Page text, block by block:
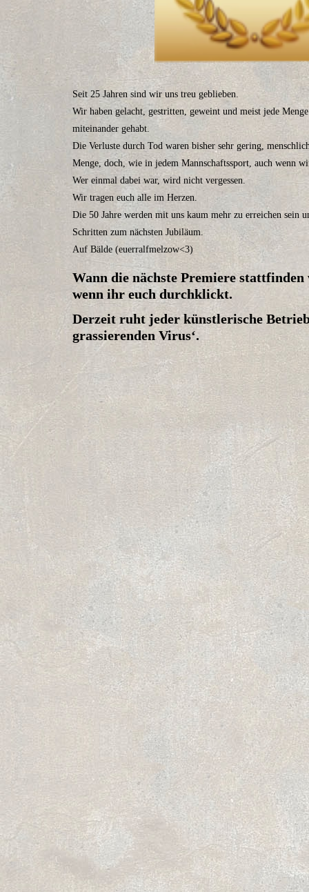
Seit 25 Jahren sind wir uns treu geblieben.
Wir haben gelacht, gestritten, geweint und meist jede
miteinander gehabt.
Die Verluste durch Tod waren bisher sehr gering,
Menge, doch, wie in jedem Mannschaftssport, auch wenn
Wer einmal dabei war, wird nicht vergessen.
Wir tragen euch alle im Herzen.
Die 50 Jahre werden mit uns kaum mehr zu erreichen sein
Schritten zum nächsten Jubiläum.
Auf Bälde (euerralfmelzow<3)
Wann die nächste Premiere
wenn ihr euch durchklickt.
Derzeit ruht jeder künstlerische
grassierenden Virus‘.